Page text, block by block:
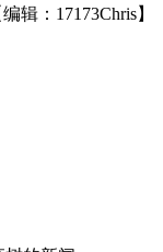
编辑：17173Chris】